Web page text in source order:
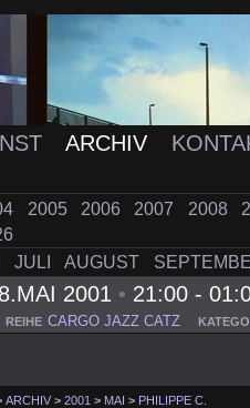
ARCHIV
2005 2006 2007 2008
JULI AUGUST
2001 • 21:00 -
REIHE CARGO JAZZ CATZ
ARCHIV >2001 > MAI > PHILIPPE C.